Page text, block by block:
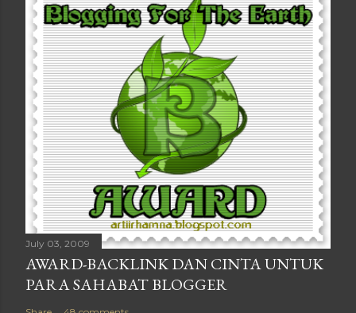
July 03, 2009
AWARD-BACKLINK DAN CINTA UNTUK
PARA SAHABAT BLOGGER